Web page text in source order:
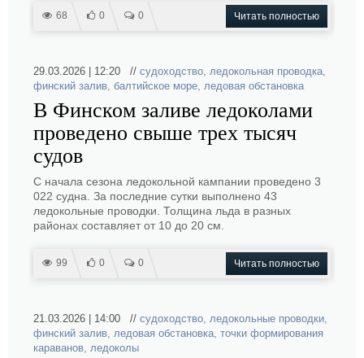
68 0 0 Читать полностью
29.03.2026 | 12:20 // судоходство, ледокольная проводка,
финский залив, балтийское море, ледовая обстановка
В Финском заливе ледоколами
проведено свыше трех тысяч
судов
С начала сезона ледокольной кампании проведено 3
022 судна. За последние сутки выполнено 43
ледокольные проводки. Толщина льда в разных
районах составляет от 10 до 20 см.
99 0 0 Читать полностью
21.03.2026 | 14:00 // судоходство, ледокольные проводки,
финский залив, ледовая обстановка, точки формирования
караванов, ледоколы